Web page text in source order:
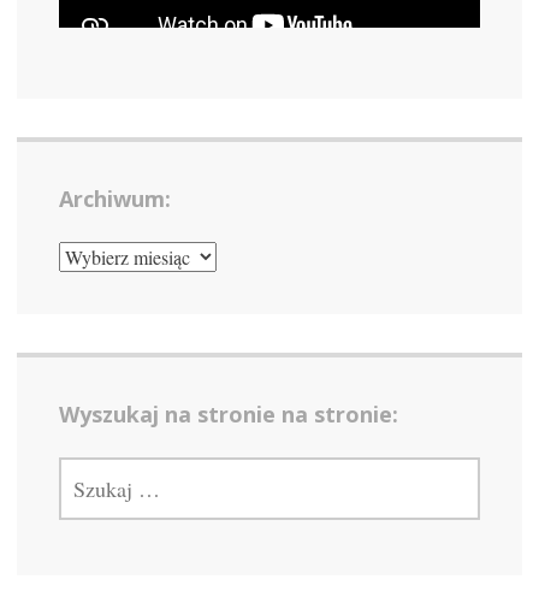
Archiwum:
ARCHIWUM:
Wyszukaj na stronie na stronie:
SZUKAJ: